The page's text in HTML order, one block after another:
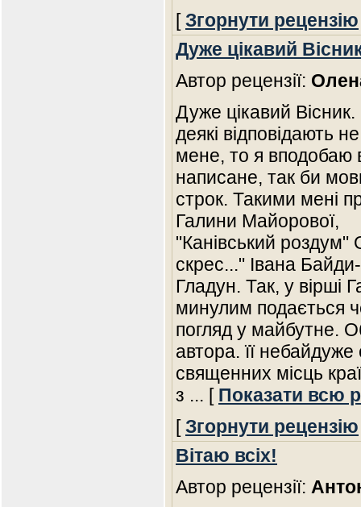
[Згорнути рецензію
Дуже цікавий
Автор рецензії:
Дуже цікавий
деякі відповідають
мене, то я вподобаю
написане, так би
строк. Такими мені
Галини Майорової,
"Канівський
скрес..." Івана
Гладун. Так, у вірші
минулим подається
погляд у майбутне.
автора. її
священних місць
з ... [ Показати всю
[Згорнути рецензію
Вітаю всіх!
Автор рецензії: